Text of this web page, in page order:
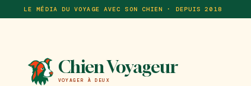
LE MÉDIA DU VOYAGE AVEC SON CHIEN · DEPUIS 2018
Chien Voyageur
VOYAGER À DEUX
Panneau de gestion des cookies